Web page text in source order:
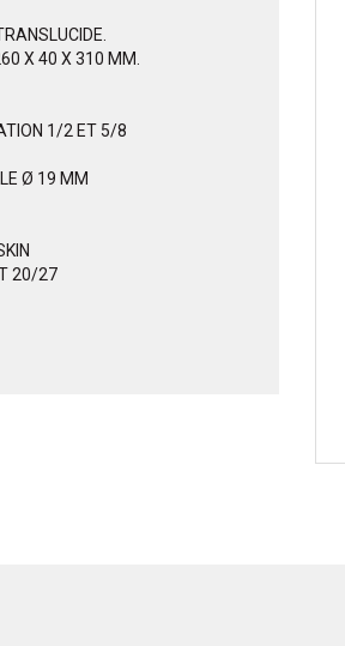
X 40 X 310 MM.
1/2 ET 5/8
Ø 19 MM
20/27